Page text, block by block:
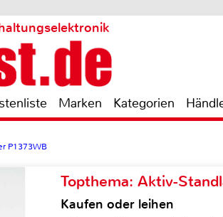
Marken Kategorien
P1373WB
Topthema: Aktiv-
Kaufen oder leihen